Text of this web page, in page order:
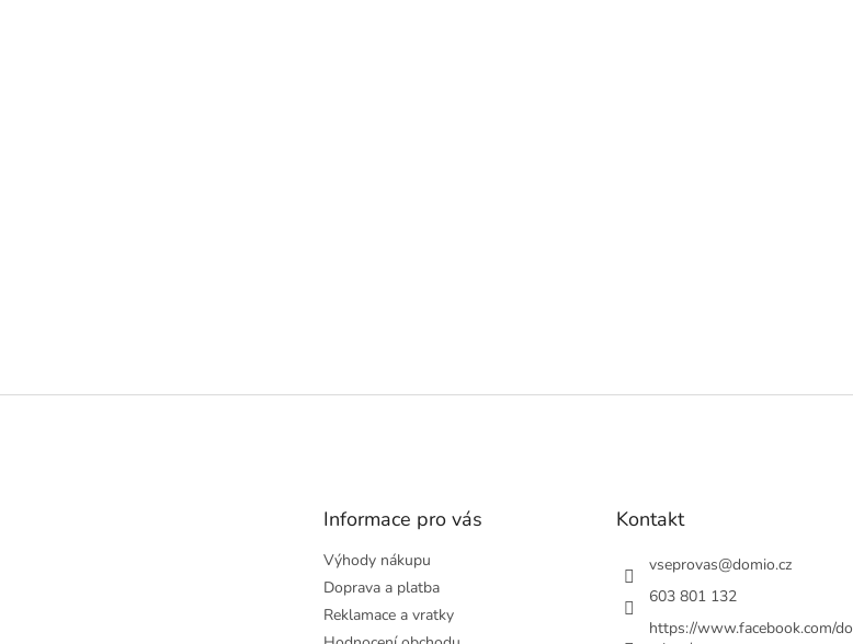
Z
Informace pro vás
Výhody nákupu
Doprava a platba
Reklamace a vratky
Kontakt
vseprovas@domio.cz
603 801 132
https://www.facebook.com/do